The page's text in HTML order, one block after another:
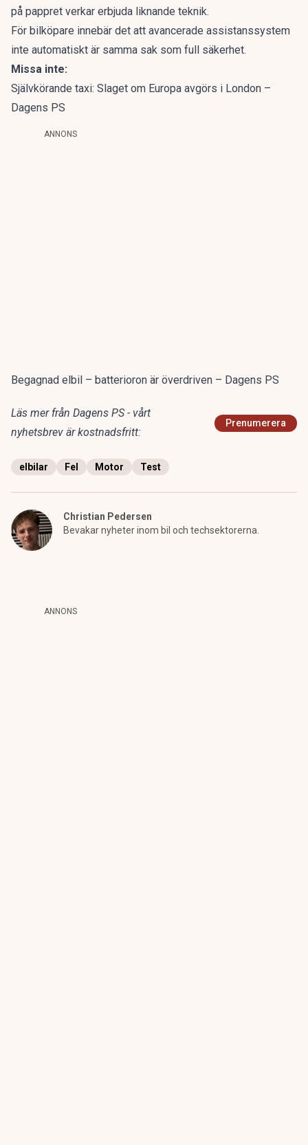
på pappret verkar erbjuda liknande teknik.
För bilköpare innebär det att avancerade assistanssystem
inte automatiskt är samma sak som full säkerhet.
Missa inte:
Självkörande taxi: Slaget om Europa avgörs i London –
Dagens PS
ANNONS
Begagnad elbil – batterioron är överdriven – Dagens PS
Läs mer från Dagens PS - vårt
nyhetsbrev är kostnadsfritt:
Prenumerera
elbilar Fel Motor Test
Christian Pedersen
Bevakar nyheter inom bil och techsektorerna.
ANNONS